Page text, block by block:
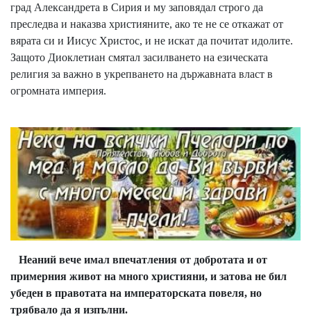
град Александрета в Сирия и му заповядал строго да
преследва и наказва християните, ако те не се откажат от
вярата си и Иисус Христос, и не искат да почитат идолите.
Защото Диоклетиан смятал засилването на езическата
религия за важно в укрепването на държавната власт в
огромната империя.
Неаний вече имал впечатления от добротата и от
примерния живот на много християни, и затова не бил
убеден в правотата на императорската повеля, но
трябвало да я изпълни.